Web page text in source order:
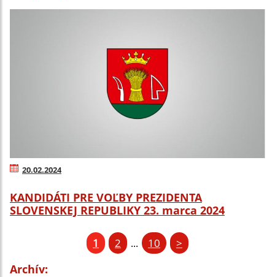
20.02.2024
KANDIDÁTI PRE VOĽBY PREZIDENTA
SLOVENSKEJ REPUBLIKY 23. marca 2024
1 2 ... 10 >
Archív: